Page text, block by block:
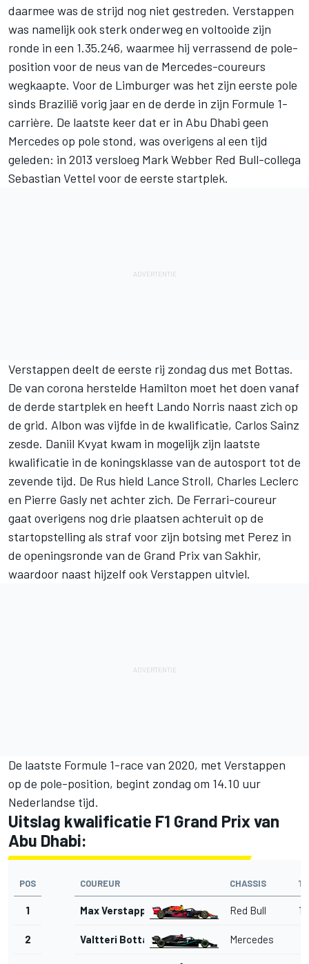
daarmee was de strijd nog niet gestreden. Verstappen
was namelijk ook sterk onderweg en voltooide zijn
ronde in een 1.35.246, waarmee hij verrassend de pole-
position voor de neus van de Mercedes-coureurs
wegkaapte. Voor de Limburger was het zijn eerste pole
sinds Brazilië vorig jaar en de derde in zijn Formule 1-
carrière. De laatste keer dat er in Abu Dhabi geen
Mercedes op pole stond, was overigens al een tijd
geleden: in 2013 versloeg Mark Webber Red Bull-collega
Sebastian Vettel voor de eerste startplek.
Verstappen deelt de eerste rij zondag dus met Bottas.
De van corona herstelde Hamilton moet het doen vanaf
de derde startplek en heeft Lando Norris naast zich op
de grid. Albon was vijfde in de kwalificatie, Carlos Sainz
zesde. Daniil Kvyat kwam in mogelijk zijn laatste
kwalificatie in de koningsklasse van de autosport tot de
zevende tijd. De Rus hield Lance Stroll, Charles Leclerc
en Pierre Gasly net achter zich. De Ferrari-coureur
gaat overigens nog drie plaatsen achteruit op de
startopstelling als straf voor zijn botsing met Perez in
de openingsronde van de Grand Prix van Sakhir,
waardoor naast hijzelf ook Verstappen uitviel.
De laatste Formule 1-race van 2020, met Verstappen
op de pole-position, begint zondag om 14.10 uur
Nederlandse tijd.
Uitslag kwalificatie F1 Grand Prix van
Abu Dhabi:
POS COUREUR CHASSIS
1 Max Verstappen Red Bull
2 Valtteri Bottas Mercedes